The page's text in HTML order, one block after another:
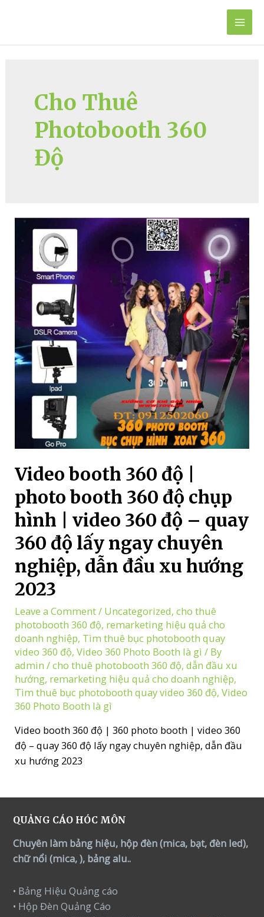
Main
Cho Thuê
Photobooth 360
Độ
Video booth 360 độ |
photo booth 360 độ chụp
hình | video 360 độ – quay
360 độ lấy ngay chuyên
nghiệp, dẫn đầu xu hướng
2023
Leave a Comment/ Uncategorized,cho thuê
photobooth 360 độ, remarketing hiệu quả cho
doanh nghiệp, Tìm thuê bục photobooth quay
video 360 độ,Video 360 Photo Booth là gì / By
admin /cho thuê photobooth 360 độ,dẫn đầu xu
hướng, remarketing hiệu quả cho doanh nghiệp,
Tìm thuê bục photobooth quay video 360 độ,Video
360 Photo Booth là gì
Video booth 360 độ | 360 photo booth | video 360
độ – quay 360 độ lấy ngay chuyên nghiệp, dẫn đầu
xu hướng 2023
QUẢNG CÁO HÓC MÔN
Chuyên làm bảng hiệu, hộp đèn (mica, bạt, đèn led),
chữ nổi (mica, ), bảng alu..
• Bảng Hiệu Quảng cáo
• Hộp Đèn Quảng Cáo